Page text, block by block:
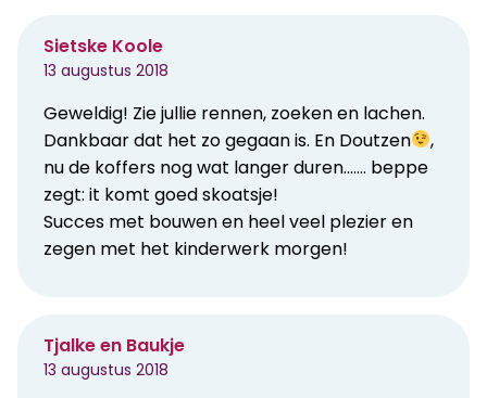
Sietske Koole
13 augustus 2018
Geweldig! Zie jullie rennen, zoeken en lachen.
Dankbaar dat het zo gegaan is. En Doutzen
,
nu de koffers nog wat langer duren……. beppe
zegt: it komt goed skoatsje!
Succes met bouwen en heel veel plezier en
zegen met het kinderwerk morgen!
Tjalke en Baukje
13 augustus 2018